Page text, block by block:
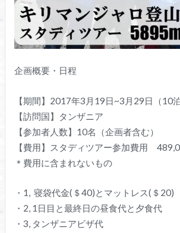
企画概要・日程
【期間】2017年3月19日~3月29日（10
【訪問国】タンザニア
【参加者人数】10名（企画者含む）
【費用】スタディツアー参加費用
＊費用に含まれないもの
・1, 寝袋代金(＄40)とマットレス(＄20)
・2, 1日目と最終日の昼食代と夕食代
・3, タンザニアビザ代